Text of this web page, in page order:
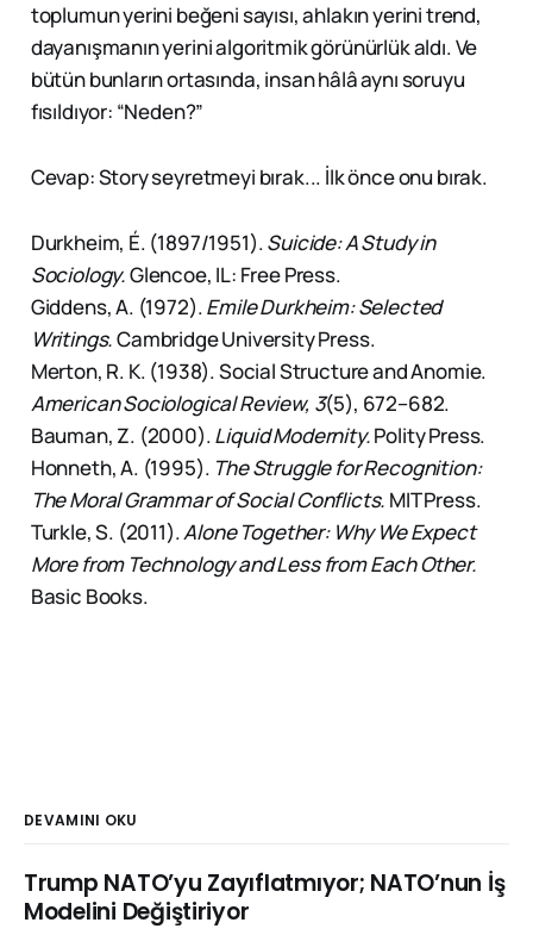
toplumun yerini beğeni sayısı, ahlakın yerini trend,
dayanışmanın yerini algoritmik görünürlük aldı. Ve
bütün bunların ortasında, insan hâlâ aynı soruyu
fısıldıyor: “Neden?”
Cevap: Story seyretmeyi bırak... İlk önce onu bırak.
Durkheim, É. (1897/1951).Suicide: A Study in
Sociology.Glencoe, IL: Free Press.
Giddens, A. (1972).Emile Durkheim: Selected
Writings.Cambridge University Press.
Merton, R. K. (1938). Social Structure and Anomie.
American Sociological Review, 3(5), 672–682.
Bauman, Z. (2000).Liquid Modernity.Polity Press.
Honneth, A. (1995). The Struggle for Recognition:
The Moral Grammar of Social Conflicts. MIT Press.
Turkle, S. (2011).Alone Together: Why We Expect
More from Technology and Less from Each Other.
Basic Books.
DEVAMINI OKU
Trump NATO’yu Zayıflatmıyor; NATO’nun İş
Modelini Değiştiriyor